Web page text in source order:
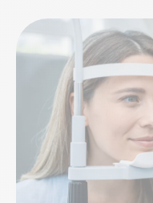
consulter. Alors comment reconnaître un
orgelet ? Quel est
place en cas
part
parfois consulter ?